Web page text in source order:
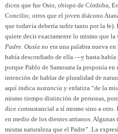
dicen que fue Osio, obispo de Córdoba,
Concilio; otros que el joven diácono
que todavía debería sufrir tanto por la fe).
quiere decir exactamente lo mismo que
Padre. Ousía no era una palabra nueva
había desconfiado de ella —y hasta
porque Pablo de Samosata la proponía
intención de hablar de pluralidad de
aquí indica sustancia y enfatiza “de la
mismo tiempo distinción de personas,
dice consustancial a sí mismo sino a otro.
en medio de los dientes arrianos.
misma naturaleza que el Padre”. La